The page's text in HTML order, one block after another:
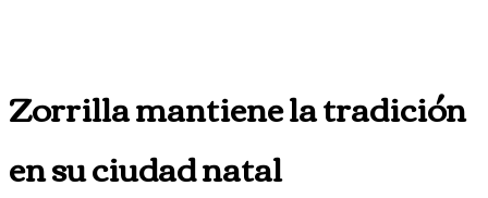
Zorrilla mantiene la tradición
en su ciudad natal